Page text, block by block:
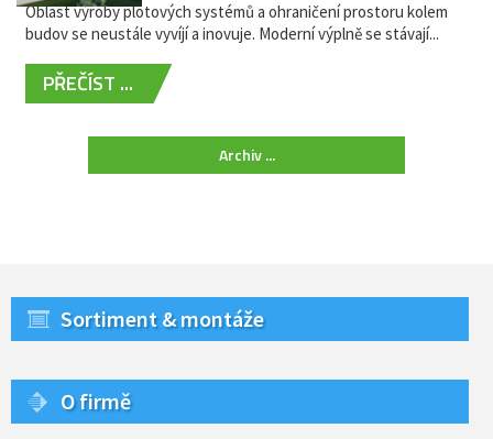
Oblast výroby plotových systémů a ohraničení prostoru kolem
budov se neustále vyvíjí a inovuje. Moderní výplně se stávají...
PŘEČÍST ...
Archiv ...
Sortiment & montáže
O firmě